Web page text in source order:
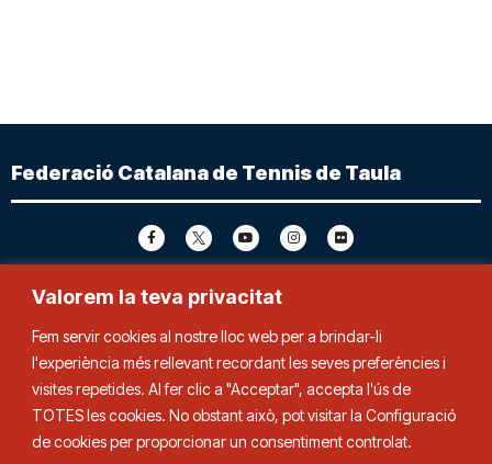
Valorem la teva privacitat
Fem servir cookies al nostre lloc web per a brindar-li
l'experiència més rellevant recordant les seves preferències i
visites repetides. Al fer clic a "Acceptar", accepta l'ús de
TOTES les cookies. No obstant això, pot visitar la Configuració
de cookies per proporcionar un consentiment controlat.
Federació Catalana de Tennis de Taula
Adreça
C. Duquessa d’Orleans, 29,
08034 Barcelona
Contacte
Tel.93 280 03 00
fctt@fctt.org